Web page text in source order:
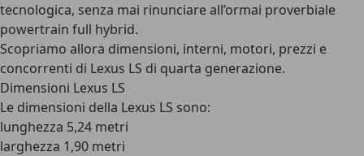
tecnologica, senza mai rinunciare all’ormai proverbiale
powertrain full hybrid.
Scopriamo allora dimensioni, interni, motori, prezzi e
concorrenti di Lexus LS di quarta generazione.
Dimensioni Lexus LS
Le dimensioni della Lexus LS sono:
lunghezza 5,24 metri
larghezza 1,90 metri